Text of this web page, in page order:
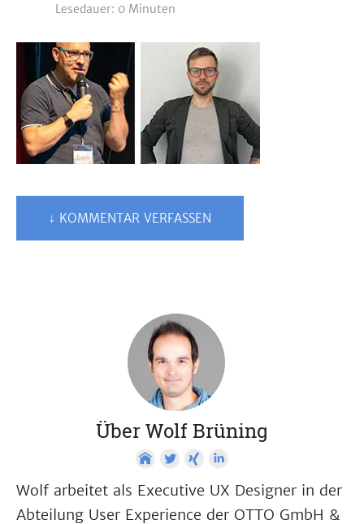
Lesedauer: 0 Minuten
↓ KOMMENTAR VERFASSEN
Über Wolf Brüning
Wolf arbeitet als Executive UX Designer in der
Abteilung User Experience der OTTO GmbH &